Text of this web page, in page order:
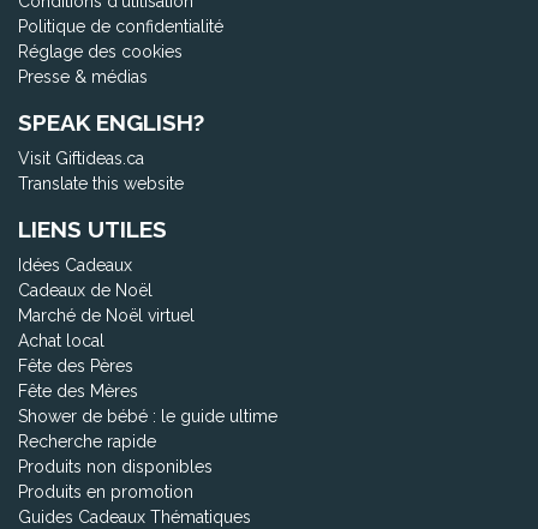
Politique de confidentialité
Réglage des cookies
Presse & médias
SPEAK ENGLISH?
Visit Giftideas.ca
Translate this website
LIENS UTILES
Idées Cadeaux
Cadeaux de Noël
Marché de Noël virtuel
Achat local
Fête des Pères
Fête des Mères
Shower de bébé : le guide ultime
Recherche rapide
Produits non disponibles
Produits en promotion
Guides Cadeaux Thématiques